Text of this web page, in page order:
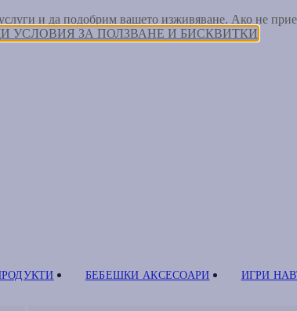
и да подобрим вашето изживяване. Ако не
УСЛОВИЯ ЗА ПОЛЗВАНЕ И БИСКВИТКИ
БЕБЕШКИ АКСЕСОАРИ ИГРИ